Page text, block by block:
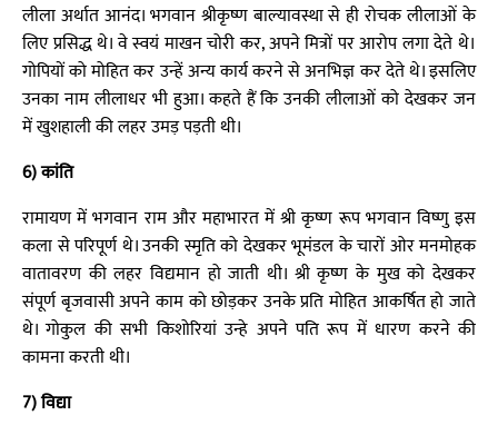
लीला अर्थात आनंद। भगवान श्रीकृष्ण बाल्यावस्था से ही रोचक लीलाओं के
लिए प्रसिद्ध थे। वे स्वयं माखन चोरी कर, अपने मित्रों पर आरोप लगा देते थे।
गोपियों को मोहित कर उन्हें अन्य कार्य करने से अनभिज्ञ कर देते थे। इसलिए
उनका नाम लीलाधर भी हुआ। कहते हैं कि उनकी लीलाओं को देखकर जन
में खुशहाली की लहर उमड़ पड़ती थी।
6) कांति
रामायण में भगवान राम और महाभारत में श्री कृष्ण रूप भगवान विष्णु इस
कला से परिपूर्ण थे। उनकी स्मृति को देखकर भूमंडल के चारों ओर मनमोहक
वातावरण की लहर विद्यमान हो जाती थी। श्री कृष्ण के मुख को देखकर
संपूर्ण बृजवासी अपने काम को छोड़कर उनके प्रति मोहित आकर्षित हो जाते
थे। गोकुल की सभी किशोरियां उन्हे अपने पति रूप में धारण करने की
कामना करती थी।
7) विद्या